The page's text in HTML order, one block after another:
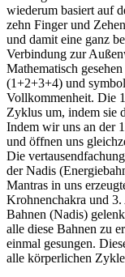
wiederum basiert auf
zehn Finger und
und damit eine ganz
Verbindung zur
Mathematisch
(1+2+3+4) und
Vollkommenheit. Die
Zyklus um, indem sie
Indem wir uns an der
und öffnen uns
Die
der Nadis
Mantras in uns
Krohnenchakra und
Bahnen (Nadis)
alle diese Bahnen zu
einmal gesungen.
alle körperlichen